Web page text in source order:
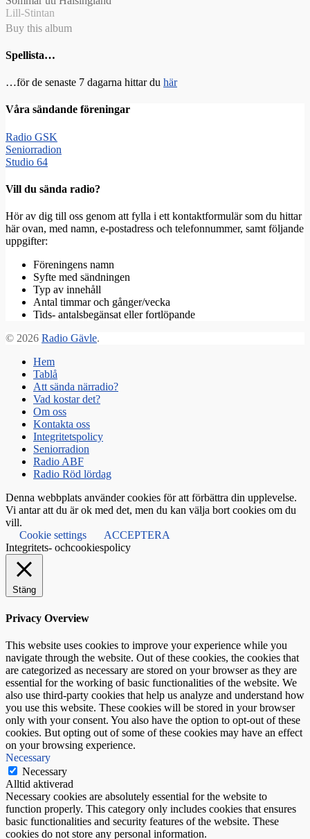
Lill-Stintan
Buy this album
Spellista…
…för de senaste 7 dagarna hittar du här
Våra sändande föreningar
Radio GSK
Seniorradion
Studio 64
Vill du sända radio?
Hör av dig till oss genom att fylla i ett kontaktformulär som du hittar
här ovan, med namn, e-postadress och telefonnummer, samt följande
uppgifter:
Föreningens namn
Syfte med sändningen
Typ av innehåll
Antal timmar och gånger/vecka
Tids- antalsbegänsat eller fortlöpande
© 2026 Radio Gävle.
Hem
Tablå
Att sända närradio?
Vad kostar det?
Om oss
Kontakta oss
Integritetspolicy
Seniorradion
Radio ABF
Radio Röd lördag
Denna webbplats använder cookies för att förbättra din upplevelse.
Vi antar att du är ok med det, men du kan välja bort cookies om du
vill.
Cookie settings
ACCEPTERA
Integritets- ochcookiespolicy
Stäng
Privacy Overview
This website uses cookies to improve your experience while you
navigate through the website. Out of these cookies, the cookies that
are categorized as necessary are stored on your browser as they are
essential for the working of basic functionalities of the website. We
also use third-party cookies that help us analyze and understand how
you use this website. These cookies will be stored in your browser
only with your consent. You also have the option to opt-out of these
cookies. But opting out of some of these cookies may have an effect
on your browsing experience.
Necessary
Necessary
Alltid aktiverad
Necessary cookies are absolutely essential for the website to
function properly. This category only includes cookies that ensures
basic functionalities and security features of the website. These
cookies do not store any personal information.